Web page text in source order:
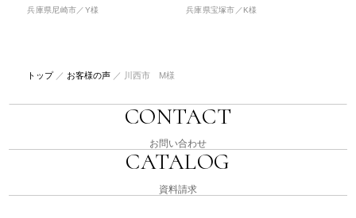
兵庫県尼崎市／Y様 兵庫県宝塚市／K様
トップ／ お客様の声 ／ 川西市 M様
CONTACT
お問い合わせ
CATALOG
資料請求